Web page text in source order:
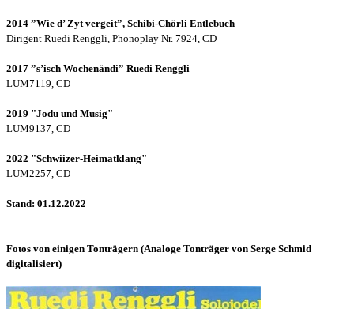
2014 ”Wie d’ Zyt vergeit”, Schibi-Chörli Entlebuch
Dirigent Ruedi Renggli, Phonoplay Nr. 7924, CD
2017 ”s’isch Wochenändi” Ruedi Renggli
LUM7119, CD
2019 "Jodu und Musig"
LUM9137, CD
2022 "Schwiizer-Heimatklang"
LUM2257, CD
Stand: 01.12.2022
Fotos von einigen Tonträgern (Analoge Tonträger von Serge Schmid
digitalisiert)